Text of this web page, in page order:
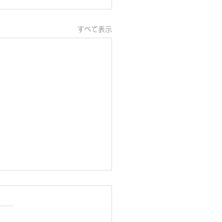
すべて表示
フットサルチャレンジ